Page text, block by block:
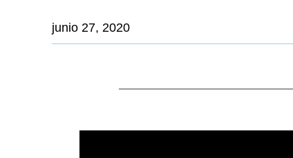
junio 27, 2020